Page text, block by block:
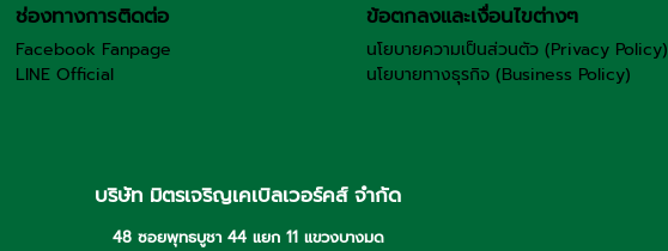
ช่องทางการติดต่อ
Facebook Fanpage
LINE Official
ข้อตกลงและเงื่อนไขต่างๆ
นโยบายความเป็นส่วนตัว (Privacy Policy)
นโยบายทางธุรกิจ (Business Policy)
บริษัท มิตรเจริญเคเบิลเวอร์คส์ จำกัด
48 ซอยพุทธบูชา 44 แยก 11 แขวงบางมด